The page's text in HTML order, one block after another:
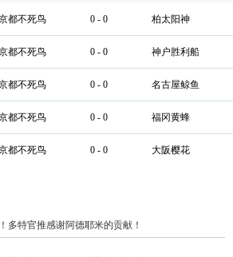
都不死鸟 0 - 0 柏太阳神
都不死鸟 0 - 0 神户胜利船
都不死鸟 0 - 0 名古屋鲸鱼
都不死鸟 0 - 0 福冈黄蜂
都不死鸟 0 - 0 大阪樱花
多特官推感谢阿德耶米的贡献！